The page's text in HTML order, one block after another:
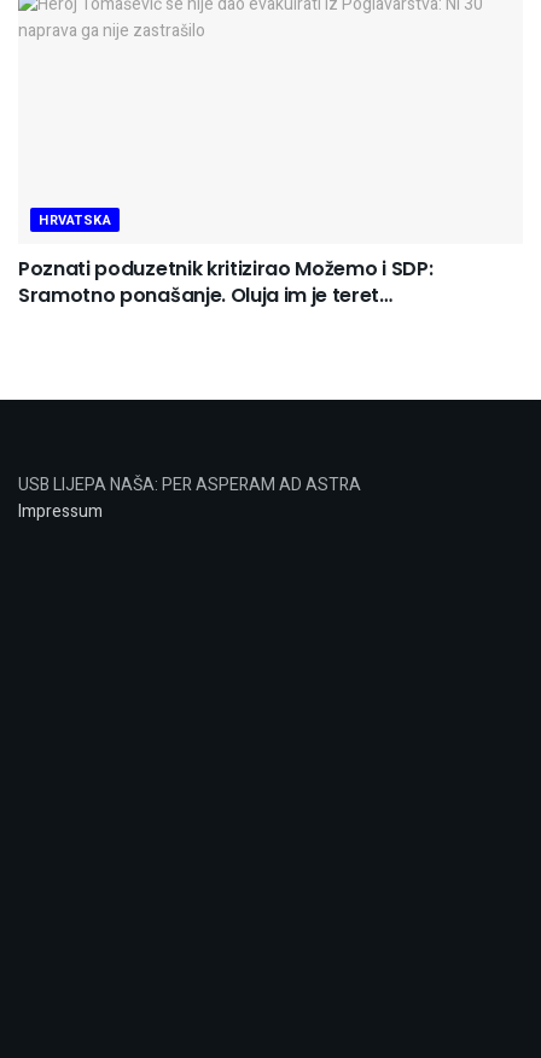
HRVATSKA
Poznati poduzetnik kritizirao Možemo i SDP:
Sramotno ponašanje. Oluja im je teret…
USB LIJEPA NAŠA: PER ASPERAM AD ASTRA
Impressum